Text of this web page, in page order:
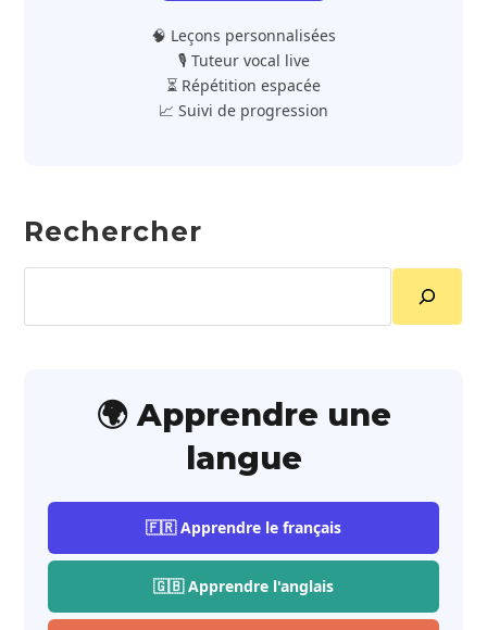
🧠 Leçons personnalisées
🎙️ Tuteur vocal live
⏳ Répétition espacée
📈 Suivi de progression
Rechercher
🌍 Apprendre une
langue
🇫🇷 Apprendre le français
🇬🇧 Apprendre l'anglais